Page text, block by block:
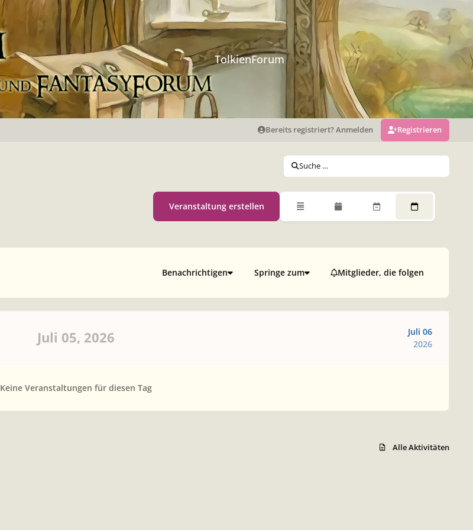
TolkienForum
Bereits registriert? Anmelden Registrieren
Suche …
Veranstaltung erstellen ÜbersichtMonatsansichtWochenansichtTagesansicht
Benachrichtigen Springe zum Mitglieder, die folgen
Juli 05, 2026
Juli 06
2026
Keine Veranstaltungen für diesen Tag
Alle Aktivitäten